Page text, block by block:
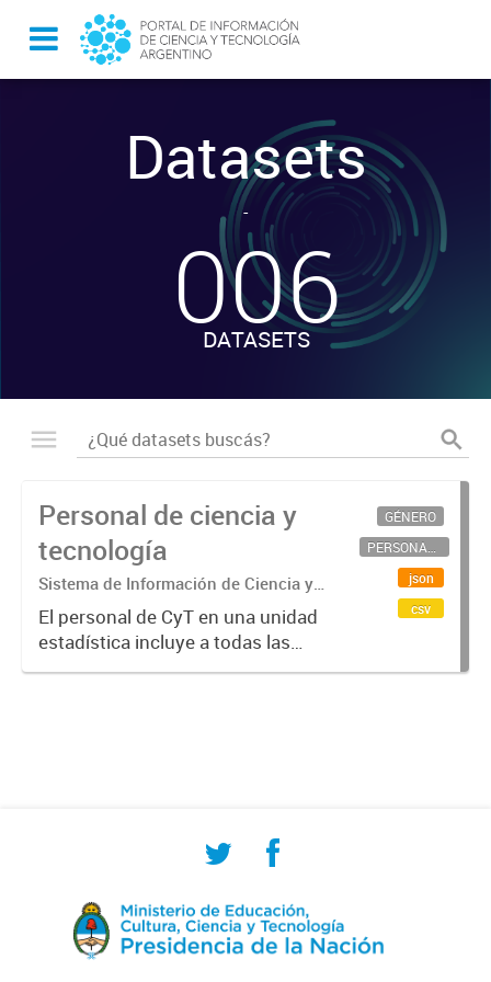
Datasets
-
006
DATASETS
Personal de ciencia y
tecnología
Sistema de Información de Ciencia y
Tecnología Argentino (SICYTAR)
El personal de CyT en una unidad
estadística incluye a todas las
personas involucradas
GÉNERO
PERSONAL CIENTÍFICO-TECNOLÓGICO
json
csv